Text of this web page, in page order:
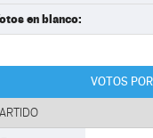
en blanco:
VOTOS